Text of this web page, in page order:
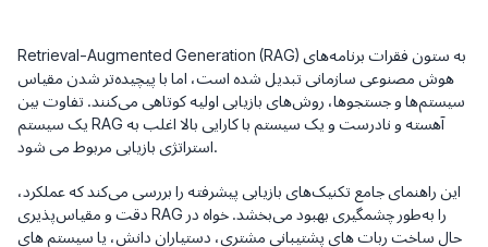
Retrieval-Augmented Generation (RAG) به ستون فقرات برنامه‌های
هوش مصنوعی سازمانی تبدیل شده است، اما با پیچیده‌تر شدن مقیاس
سیستم‌ها و جستجوها، روش‌های بازیابی اولیه کوتاهی می‌کنند. تفاوت بین
یک سیستم RAG آهسته و نادرست و یک سیستم با کارایی بالا اغلب به
استراتژی بازیابی مربوط می شود.
این راهنمای جامع تکنیک‌های بازیابی پیشرفته را بررسی می‌کند که عملکرد،
دقت و مقیاس‌پذیری RAG را به‌طور چشمگیری بهبود می‌بخشد. خواه در
حال ساخت ربات های پشتیبانی مشتری، دستیاران دانش، یا سیستم های